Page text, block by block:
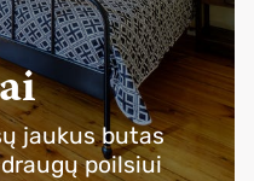
jaukus butas
poilsiui